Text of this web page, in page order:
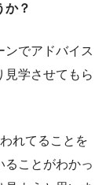
か？
ンでアドバイス
見学させてもら
れてることを
ることがわかっ